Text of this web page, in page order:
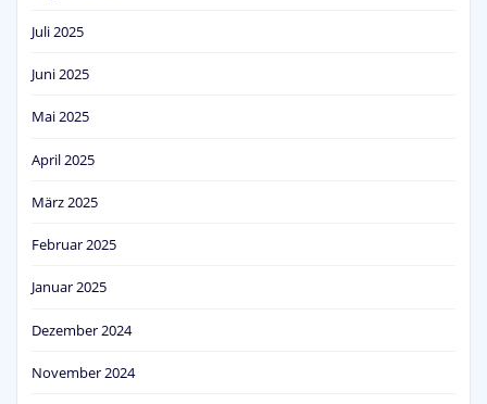
Juli 2025
Juni 2025
Mai 2025
April 2025
März 2025
Februar 2025
Januar 2025
Dezember 2024
November 2024